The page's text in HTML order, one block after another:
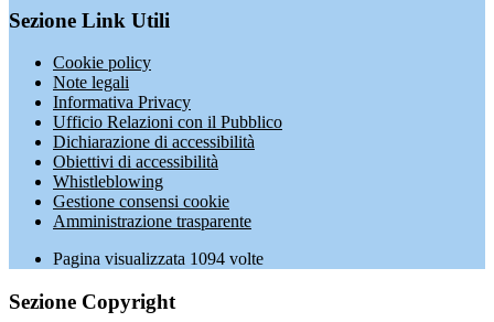
Sezione Link Utili
Cookie policy
Note legali
Informativa Privacy
Ufficio Relazioni con il Pubblico
Dichiarazione di accessibilità
Obiettivi di accessibilità
Whistleblowing
Gestione consensi cookie
Amministrazione trasparente
Pagina visualizzata 1094 volte
Sezione Copyright